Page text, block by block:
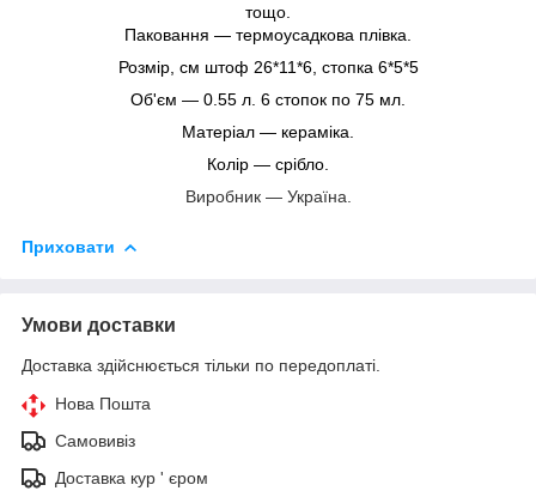
тощо.
Паковання — термоусадкова плівка.
Розмір, см штоф 26*11*6, стопка 6*5*5
Об'єм — 0.55 л. 6 стопок по 75 мл.
Матеріал — кераміка.
Колір — срібло.
Виробник — Україна.
Приховати
Умови доставки
Доставка здійснюється тільки по передоплаті.
Нова Пошта
Самовивіз
Доставка кур ' єром